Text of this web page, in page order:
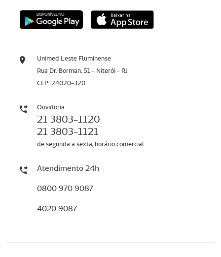
Unimed Leste Fluminense
Rua Dr. Borman, 51 - Niterói - RJ
CEP: 24020-320
Ouvidoria
21 3803-1120
21 3803-1121
de segunda a sexta, horário comercial
Atendimento 24h
0800 970 9087
4020 9087